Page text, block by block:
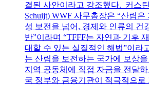
결된 사안이라고 강조했다. 커스
Schuijt) WWF 사무총장은 “산림
성 보전을 넘어, 경제와 인류의 건
반”이라며 “TFFF는 자연과 기후
대할 수 있는 실질적인 해법”이라
는 산림을 보전하는 국가에 보상
지역 공동체에 직접 자금을 전달
국 정부와 금융기관이 적극적으로